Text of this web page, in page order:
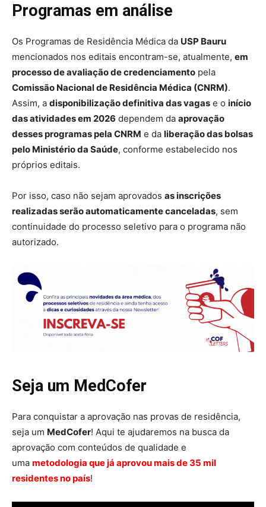
Programas em análise
Os Programas de Residência Médica da USP Bauru
mencionados nos editais encontram-se, atualmente, em
processo de avaliação de credenciamento pela
Comissão Nacional de Residência Médica (CNRM).
Assim, a disponibilização definitiva das vagas e o início
das atividades em 2026 dependem da aprovação
desses programas pela CNRM e da liberação das bolsas
pelo Ministério da Saúde, conforme estabelecido nos
próprios editais.
Por isso, caso não sejam aprovados as inscrições
realizadas serão automaticamente canceladas, sem
continuidade do processo seletivo para o programa não
autorizado.
Seja um MedCofer
Para conquistar a aprovação nas provas de residência,
seja um MedCofer! Aqui te ajudaremos na busca da
aprovação com conteúdos de qualidade e
uma metodologia que já aprovou mais de 35 mil
residentes no país!